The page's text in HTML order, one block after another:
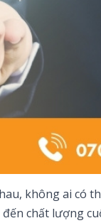
không ai có
chất lượng